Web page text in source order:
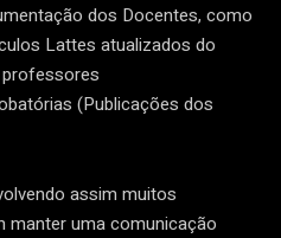
dos Docentes, como
Lattes atualizados do
(Publicações dos
assim muitos
manter uma comunicação